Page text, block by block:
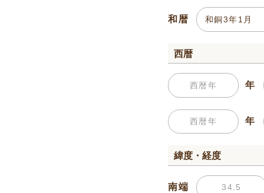
和暦
西暦
年
年
緯度・経度
南端